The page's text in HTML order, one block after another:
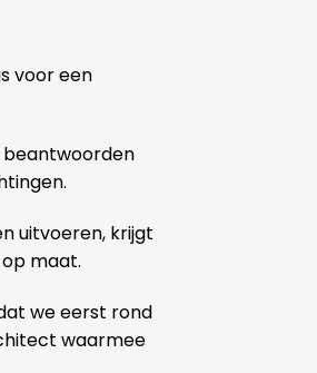
voor een
beantwoorden
uitvoeren, krijgt
maat.
we eerst rond
waarmee